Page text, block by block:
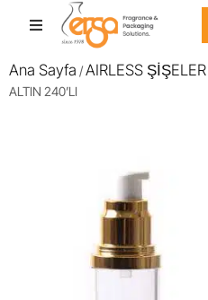
Ana Sayfa /AIRLESS ŞİŞELER
ALTIN 240’LI